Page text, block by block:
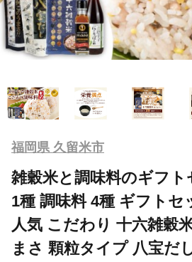
福岡県 久留米市
雑穀米と調味料のギフト
1種 調味料 4種 ギフトセ
人気 こだわり 十六雑穀
まさ 顆粒タイプ 八宝だ